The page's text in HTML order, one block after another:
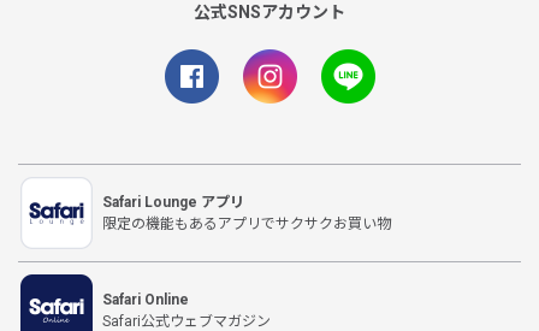
公式SNSアカウント
Safari Lounge アプリ
限定の機能もあるアプリでサクサクお買い物
Safari Online
Safari公式ウェブマガジン